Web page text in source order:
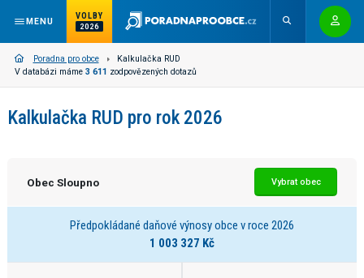
MENU
VOLBY
2026
Poradna pro obce
Kalkulačka RUD
V databázi máme 3 611 zodpovězených dotazů
Kalkulačka RUD pro rok 2026
Obec Sloupno Vybrat obec
Předpokládané daňové výnosy obce v roce 2026
1 003 327 Kč